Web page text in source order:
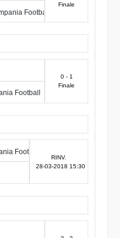
Finale
0 - 1
Finale
RINV.
28-03-2018 15:30